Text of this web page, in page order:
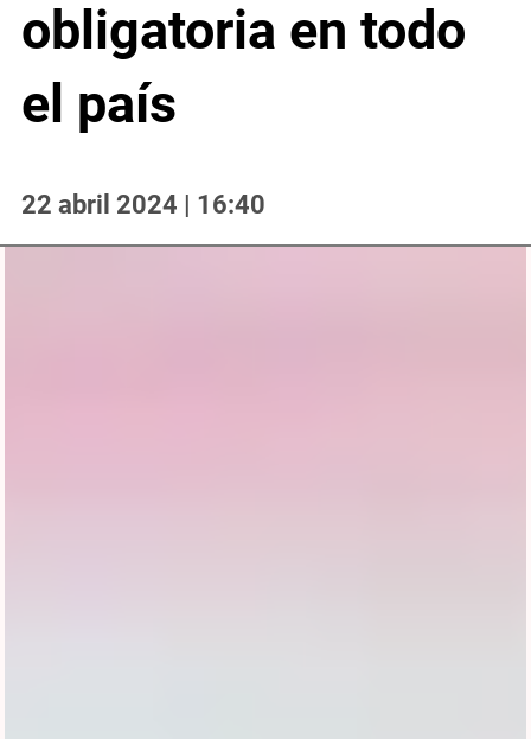
obligatoria en todo
el país
22 abril 2024 | 16:40